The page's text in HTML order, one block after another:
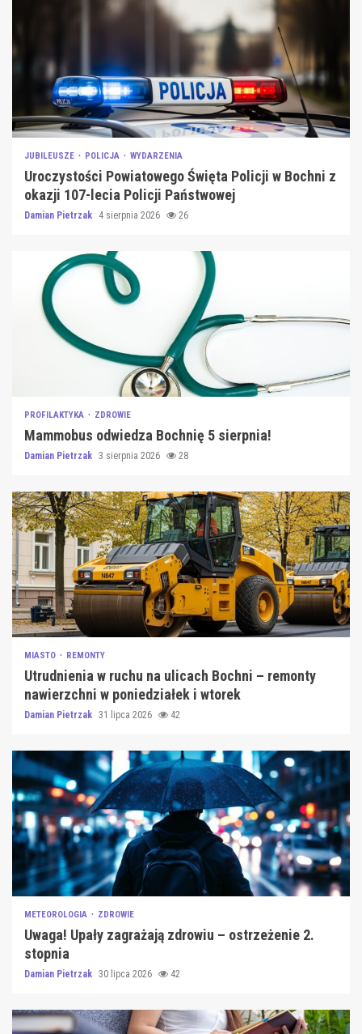
JUBILEUSZE POLICJA WYDARZENIA
Uroczystości Powiatowego Święta Policji w Bochni z
okazji 107-lecia Policji Państwowej
Damian Pietrzak 4 sierpnia 2026 26
PROFILAKTYKA ZDROWIE
Mammobus odwiedza Bochnię 5 sierpnia!
Damian Pietrzak 3 sierpnia 2026 28
MIASTO REMONTY
Utrudnienia w ruchu na ulicach Bochni – remonty
nawierzchni w poniedziałek i wtorek
Damian Pietrzak 31 lipca 2026 42
METEOROLOGIA ZDROWIE
Uwaga! Upały zagrażają zdrowiu – ostrzeżenie 2.
stopnia
Damian Pietrzak 30 lipca 2026 42